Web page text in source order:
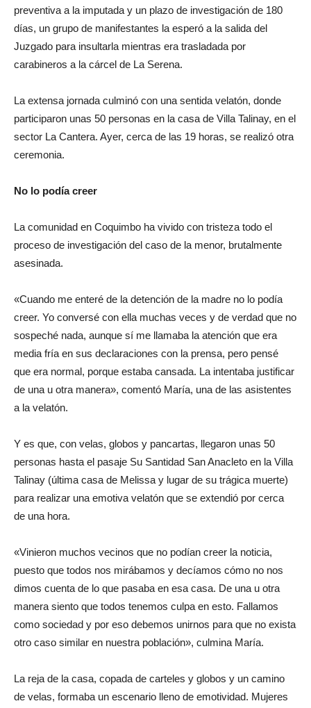
preventiva a la imputada y un plazo de investigación de 180
días, un grupo de manifestantes la esperó a la salida del
Juzgado para insultarla mientras era trasladada por
carabineros a la cárcel de La Serena.
La extensa jornada culminó con una sentida velatón, donde
participaron unas 50 personas en la casa de Villa Talinay, en el
sector La Cantera. Ayer, cerca de las 19 horas, se realizó otra
ceremonia.
No lo podía creer
La comunidad en Coquimbo ha vivido con tristeza todo el
proceso de investigación del caso de la menor, brutalmente
asesinada.
«Cuando me enteré de la detención de la madre no lo podía
creer. Yo conversé con ella muchas veces y de verdad que no
sospeché nada, aunque sí me llamaba la atención que era
media fría en sus declaraciones con la prensa, pero pensé
que era normal, porque estaba cansada. La intentaba justificar
de una u otra manera», comentó María, una de las asistentes
a la velatón.
Y es que, con velas, globos y pancartas, llegaron unas 50
personas hasta el pasaje Su Santidad San Anacleto en la Villa
Talinay (última casa de Melissa y lugar de su trágica muerte)
para realizar una emotiva velatón que se extendió por cerca
de una hora.
«Vinieron muchos vecinos que no podían creer la noticia,
puesto que todos nos mirábamos y decíamos cómo no nos
dimos cuenta de lo que pasaba en esa casa. De una u otra
manera siento que todos tenemos culpa en esto. Fallamos
como sociedad y por eso debemos unirnos para que no exista
otro caso similar en nuestra población», culmina María.
La reja de la casa, copada de carteles y globos y un camino
de velas, formaba un escenario lleno de emotividad. Mujeres